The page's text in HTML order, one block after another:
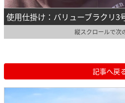
使用仕掛け：バリューブラクリ3
縦スクロールで次
記事へ戻